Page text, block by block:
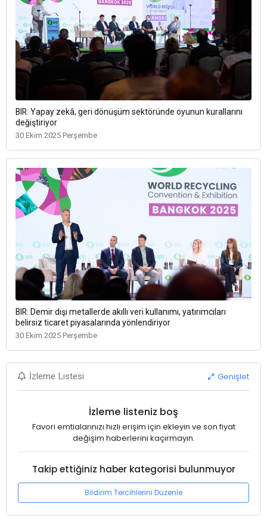
BIR: Yapay zekâ, geri dönüşüm sektöründe oyunun kurallarını
değiştiriyor
30 Ekim 2025 Perşembe
BIR: Demir dışı metallerde akıllı veri kullanımı, yatırımcıları
belirsiz ticaret piyasalarında yönlendiriyor
30 Ekim 2025 Perşembe
İzleme Listesi Genişlet
İzleme listeniz boş
Favori emtialarınızı hızlı erişim için ekleyin ve son fiyat
değişim haberlerini kaçırmayın.
Takip ettiğiniz haber kategorisi bulunmuyor
Bildirim Tercihlerini Düzenle